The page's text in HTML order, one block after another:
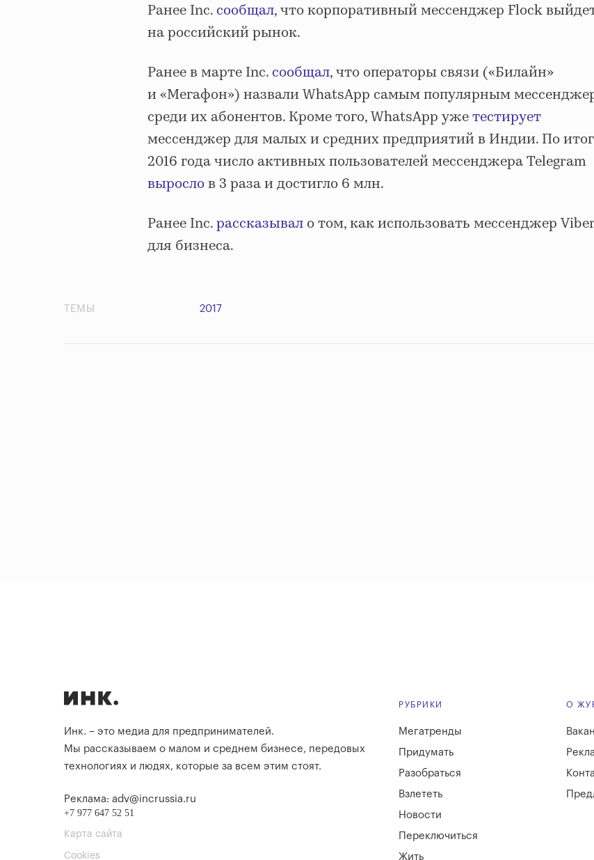
Ранее Inc. сообщал, что корпоративный мессенджер Flock
на российский рынок.
Ранее в марте Inc. сообщал, что операторы связи («Билайн»
и «Мегафон») назвали WhatsApp самым популярным
среди их абонентов. Кроме того, WhatsApp ужетестирует
мессенджер для малых и средних предприятий в Индии. По
2016 года число активных пользователей мессенджера Telegram
вырослов 3 раза и достигло 6 млн.
Ранее Inc.рассказывал о том, как использовать мессенджер
для бизнеса.
ТЕМЫ 2017
Инк. – это медиа для предпринимателей.
Мы рассказываем о малом и среднем бизнесе, передовых
технологиях и людях, которые за всем этим стоят.
Реклама: adv@incrussia.ru
+7 977 647 52 51
Карта сайта
Cookies
РУБРИКИ
Мегатренды
Придумать
Разобраться
Взлететь
Новости
Переключиться
Жить
О